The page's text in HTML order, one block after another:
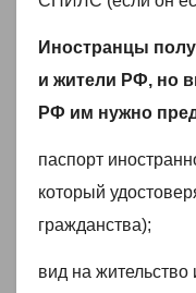
Иностранцы
и жители РФ, но
РФ им нужно
паспорт
который
гражданства);
вид на жительство